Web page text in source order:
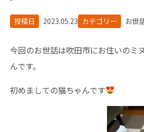
投稿日 2023.05.23 カテゴリー お世
今回のお世話は吹田市にお住いのミ
んです。
初めましての猫ちゃんです